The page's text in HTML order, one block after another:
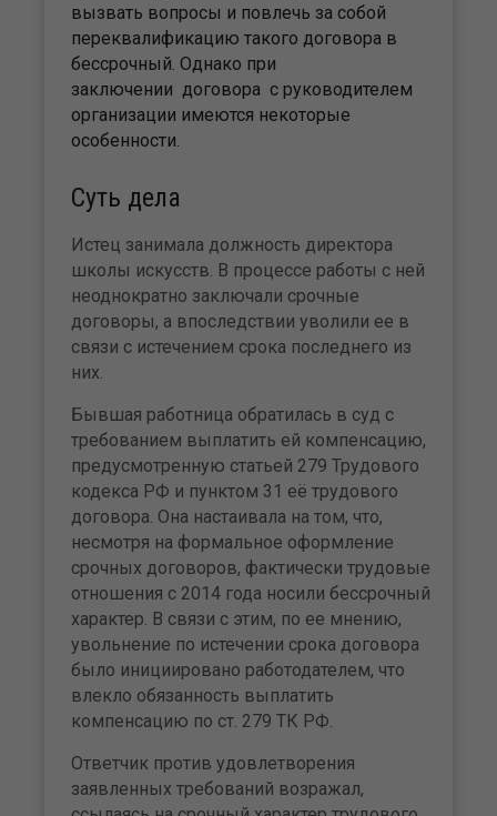
вызвать вопросы и повлечь за собой
переквалификацию такого договора в
бессрочный. Однако при
заключении договора с руководителем
организации имеются некоторые
особенности.
Суть дела
Истец занимала должность директора
школы искусств. В процессе работы с ней
неоднократно заключали срочные
договоры, а впоследствии уволили ее в
связи с истечением срока последнего из
них.
Бывшая работница обратилась в суд с
требованием выплатить ей компенсацию,
предусмотренную статьей 279 Трудового
кодекса РФ и пунктом 31 её трудового
договора. Она настаивала на том, что,
несмотря на формальное оформление
срочных договоров, фактически трудовые
отношения с 2014 года носили бессрочный
характер. В связи с этим, по ее мнению,
увольнение по истечении срока договора
было инициировано работодателем, что
влекло обязанность выплатить
компенсацию по ст. 279 ТК РФ.
Ответчик против удовлетворения
заявленных требований возражал,